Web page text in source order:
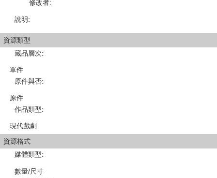
修改者:
說明:
資源類型
藏品層次:
單件
原件與否:
原件
作品類型:
現代戲劇
資源格式
媒體類型:
數量/尺寸